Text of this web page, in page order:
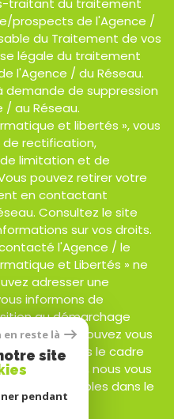
traitant du traitement
prospects de l'Agence /
du Traitement de vos
légale du traitement
l'Agence / du Réseau.
demande de suppression
au Réseau.
et libertés », vous
de rectification,
limitation et de
pouvez retirer votre
en contactant
Consultez le site
sur vos droits.
l'Agence / le
et Libertés » ne
adresser une
informons de
au démarchage
vous pouvez vous
. Dans le cadre
personnelles, nous vous
sensibles dans le
en reste là
site
pendant